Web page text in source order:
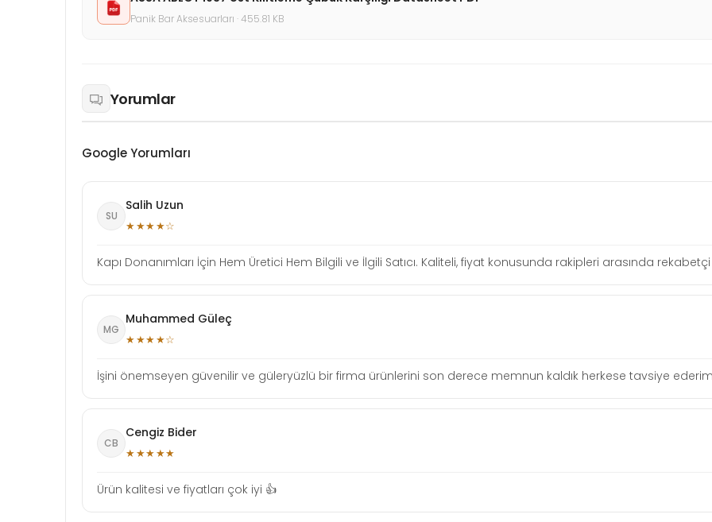
Panik Bar Aksesuarları · 455.81 KB
Yorumlar
Google Yorumları
SU
Salih Uzun
★★★★☆
Kapı Donanımları İçin Hem Üretici Hem Bilgili ve İlgili Satıcı. Kaliteli, fiyat konusunda rakipleri arasında
MG
Muhammed Güleç
★★★★☆
İşini önemseyen güvenilir ve güleryüzlü bir firma ürünlerini son derece memnun kaldık herkese tavsiye
CB
Cengiz Bider
★★★★★
Ürün kalitesi ve fiyatları çok iyi 👍